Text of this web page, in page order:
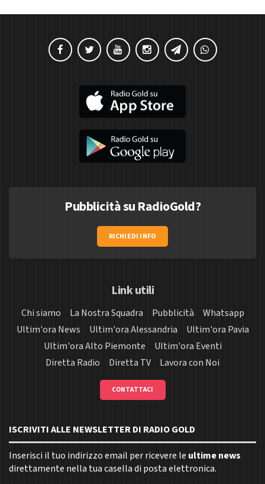
Pubblicità su RadioGold?
RICHIEDI INFO
Link utili
Chi siamo La Nostra Squadra Pubblicità
Whatsapp
Ultim'ora News
Ultim'ora Alessandria
Ultim'ora Pavia
Ultim'ora Alto Piemonte
Ultim'ora Eventi
Diretta Radio
Diretta TV Lavora con Noi
CONTATTACI
ISCRIVITI ALLE NEWSLETTER DI RADIO GOLD
Inserisci il tuo indirizzo email per ricevere le ultime news
direttamente nella tua casella di posta elettronica.